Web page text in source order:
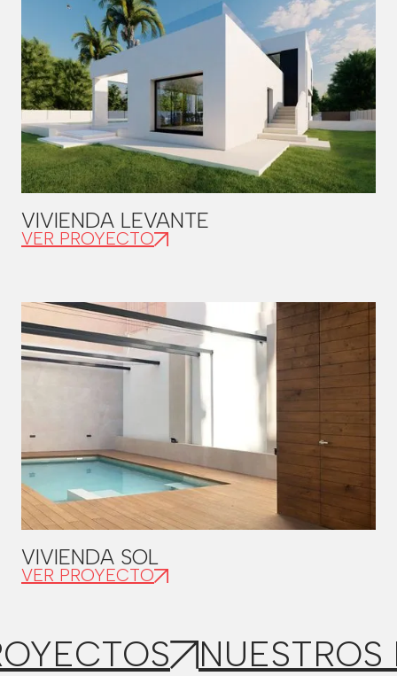
VIVIENDA LEVANTE
VER PROYECTO
VIVIENDA SOL
VER PROYECTO